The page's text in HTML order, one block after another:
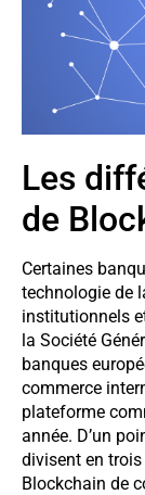
Les
de
Certaines
technologie de
institutionnels
la Société
banques
commerce
plateforme
année. D’un
divisent en
Blockchain de